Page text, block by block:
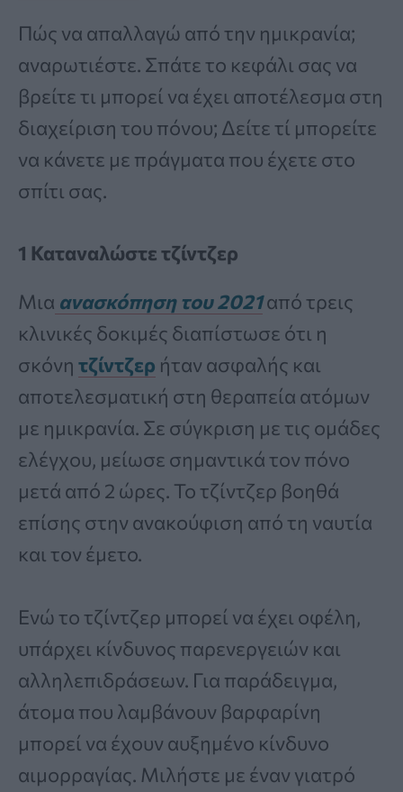
Πώς να απαλλαγώ από την ημικρανία;
αναρωτιέστε. Σπάτε το κεφάλι σας να
βρείτε τι μπορεί να έχει αποτέλεσμα στη
διαχείριση του πόνου; Δείτε τί μπορείτε
να κάνετε με πράγματα που έχετε στο
σπίτι σας.
1 Καταναλώστε τζίντζερ
Μια ανασκόπηση του 2021από τρεις
κλινικές δοκιμές διαπίστωσε ότι η
σκόνη τζίντζερ ήταν ασφαλής και
αποτελεσματική στη θεραπεία ατόμων
με ημικρανία. Σε σύγκριση με τις ομάδες
ελέγχου, μείωσε σημαντικά τον πόνο
μετά από 2 ώρες. Το τζίντζερ βοηθά
επίσης στην ανακούφιση από τη ναυτία
και τον έμετο.
Ενώ το τζίντζερ μπορεί να έχει οφέλη,
υπάρχει κίνδυνος παρενεργειών και
αλληλεπιδράσεων. Για παράδειγμα,
άτομα που λαμβάνουν βαρφαρίνη
μπορεί να έχουν αυξημένο κίνδυνο
αιμορραγίας. Μιλήστε με έναν γιατρό